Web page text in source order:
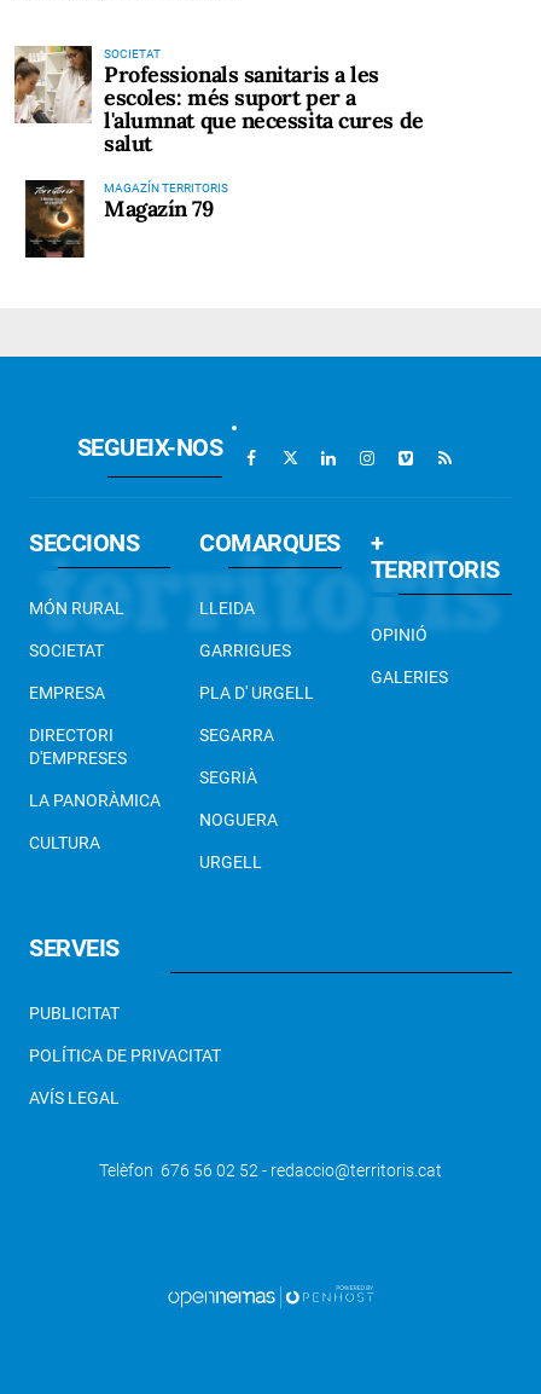
SOCIETAT
Professionals sanitaris a les
escoles: més suport per a
l'alumnat que necessita cures de
salut
MAGAZÍN TERRITORIS
Magazín 79
SEGUEIX-NOS
SECCIONS
MÓN RURAL
SOCIETAT
EMPRESA
DIRECTORI
D'EMPRESES
LA PANORÀMICA
CULTURA
COMARQUES
LLEIDA
GARRIGUES
PLA D' URGELL
SEGARRA
SEGRIÀ
NOGUERA
URGELL
+
TERRITORIS
OPINIÓ
GALERIES
SERVEIS
PUBLICITAT
POLÍTICA DE PRIVACITAT
AVÍS LEGAL
Telèfon 676 56 02 52 - redaccio@territoris.cat